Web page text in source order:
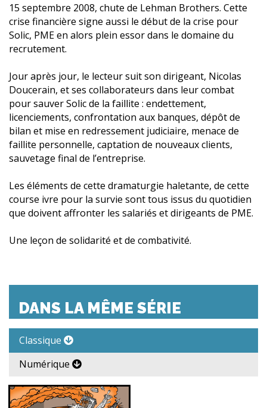
15 septembre 2008, chute de Lehman Brothers. Cette
crise financière signe aussi le début de la crise pour
Solic, PME en alors plein essor dans le domaine du
recrutement.
Jour après jour, le lecteur suit son dirigeant, Nicolas
Doucerain, et ses collaborateurs dans leur combat
pour sauver Solic de la faillite : endettement,
licenciements, confrontation aux banques, dépôt de
bilan et mise en redressement judiciaire, menace de
faillite personnelle, captation de nouveaux clients,
sauvetage final de l’entreprise.
Les éléments de cette dramaturgie haletante, de cette
course ivre pour la survie sont tous issus du quotidien
que doivent affronter les salariés et dirigeants de PME.
Une leçon de solidarité et de combativité.
DANS LA MÊME SÉRIE
Classique
Numérique